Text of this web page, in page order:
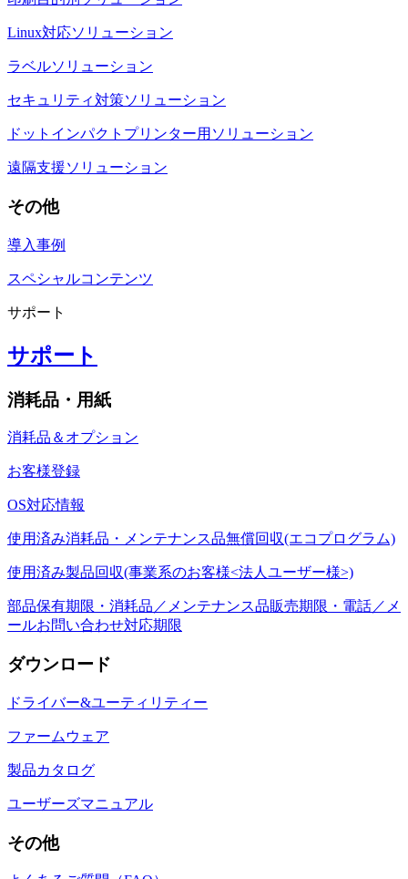
Linux対応ソリューション
ラベルソリューション
セキュリティ対策ソリューション
ドットインパクトプリンター用ソリューション
遠隔支援ソリューション
その他
導入事例
スペシャルコンテンツ
サポート
サポート
消耗品・用紙
消耗品＆オプション
お客様登録
OS対応情報
使用済み消耗品・メンテナンス品無償回収(エコプログラム)
使用済み製品回収(事業系のお客様<法人ユーザー様>)
部品保有期限・消耗品／メンテナンス品販売期限・電話／メ
ールお問い合わせ対応期限
ダウンロード
ドライバー&ユーティリティー
ファームウェア
製品カタログ
ユーザーズマニュアル
その他